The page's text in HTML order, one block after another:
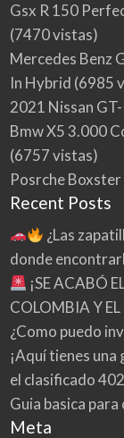
Gsx R 150
(7470 vistas)
Mercedes Benz
In Hybrid (6985
2021 Nissan
Bmw X5 3.000
(6757 vistas)
Posrche
Recent Posts
¿Las
donde
¡SE ACABÓ
COLOMBIA Y
¿Como puedo
¡Aquí tienes
el clasificado
Guia basica
Meta